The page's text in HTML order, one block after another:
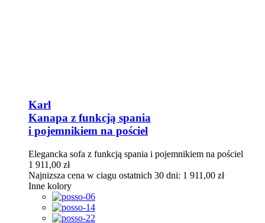
Karl
Kanapa z funkcją spania
i pojemnikiem na pościel
Elegancka sofa z funkcją spania i pojemnikiem na pościel
1 911,00 zł
Najnizsza cena w ciagu ostatnich 30 dni: 1 911,00 zł
Inne kolory